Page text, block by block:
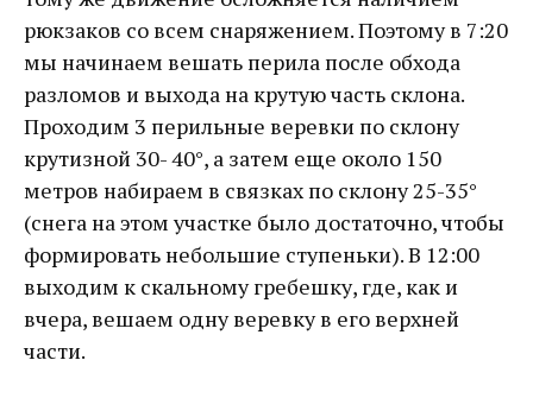
рюкзаков со всем снаряжением. Поэтому в 7:20
мы начинаем вешать перила после обхода
разломов и выхода на крутую часть склона.
Проходим 3 перильные веревки по склону
крутизной 30- 40°, а затем еще около 150
метров набираем в связках по склону 25-35°
(снега на этом участке было достаточно, чтобы
формировать небольшие ступеньки). В 12:00
выходим к скальному гребешку, где, как и
вчера, вешаем одну веревку в его верхней
части.